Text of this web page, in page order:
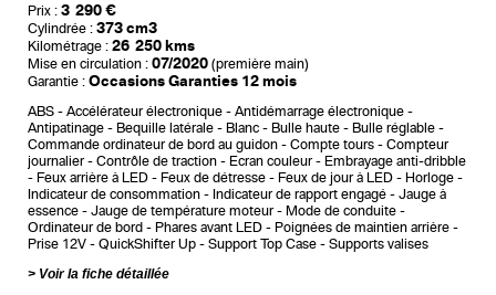
Prix : 3 290 €
Cylindrée : 373 cm3
Kilométrage : 26 250 kms
Mise en circulation : 07/2020 (première main)
Garantie : Occasions Garanties 12 mois
ABS Accélérateur électronique
Antidémarrage électronique
Antipatinage
Bequille latérale Blanc Bulle haute
Bulle réglable
Commande ordinateur de bord au guidon
Compte tours
Compteur
journalier
Contrôle de traction Ecran couleur
Embrayage anti-dribble
Feux arrière à LED
Feux de détresse Feux de jour à LED
Horloge
Indicateur de consommation
Indicateur de rapport engagé
Jauge à
essence
Jauge de température moteur
Mode de conduite
Ordinateur de bord
Phares avant LED
Poignées de maintien arrière
Prise 12V
QuickShifter Up Support Top Case
Supports valises
Voir la fiche détaillée